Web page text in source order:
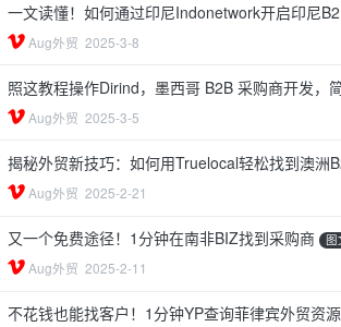
一文读懂！如何通过印尼Indonetwork开启印尼
Aug外贸 2025-3-8
照这教程操作Dirind，墨西哥 B2B 采购商开发，
Aug外贸 2025-3-5
揭秘外贸新技巧：如何用Truelocal轻松找到澳洲
Aug外贸 2025-2-21
又一个免费途径！1分钟在南非BIZ找到采购商 图
Aug外贸 2025-2-11
不花钱也能找客户！1分钟YP查询菲律宾外贸资源